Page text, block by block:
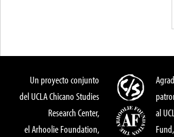
Un proyecto conjunto
del UCLA Chicano Studies
Research Center,
el Arhoolie Foundation,
al